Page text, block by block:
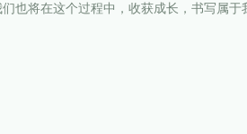
也将在这个过程中，收获成长，书写属于